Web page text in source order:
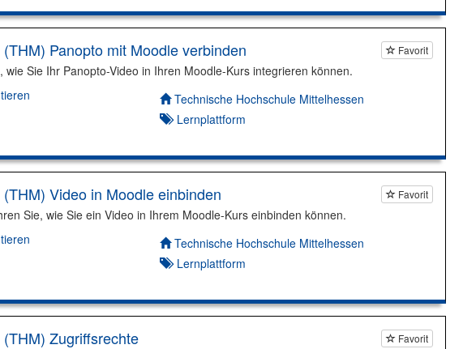
Favorit
Panopto mit Moodle verbinden
wie Sie Ihr Panopto-Video in Ihren Moodle-Kurs integrieren können.
Autor*in:
Technische Hochschule Mittelhessen
Lernplattform
Favorit
Video in Moodle einbinden
Sie, wie Sie ein Video in Ihrem Moodle-Kurs einbinden können.
Autor*in:
Technische Hochschule Mittelhessen
Lernplattform
Favorit
Zugriffsrechte